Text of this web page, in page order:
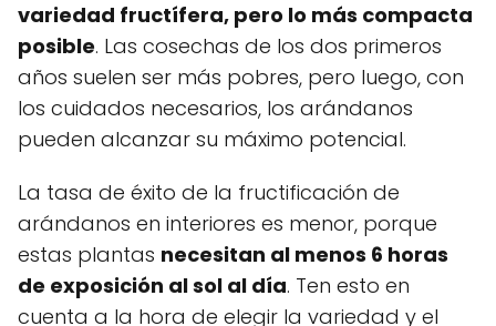
variedad fructífera, pero lo más compacta
posible. Las cosechas de los dos primeros
años suelen ser más pobres, pero luego, con
los cuidados necesarios, los arándanos
pueden alcanzar su máximo potencial.
La tasa de éxito de la fructificación de
arándanos en interiores es menor, porque
estas plantas necesitan al menos 6 horas
de exposición al sol al día. Ten esto en
cuenta a la hora de elegir la variedad y el